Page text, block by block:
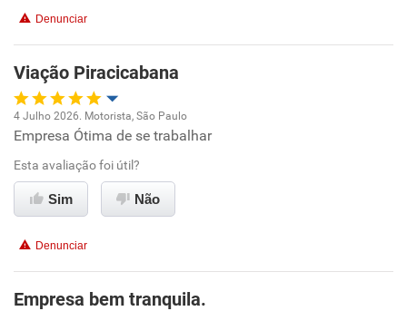
Recomenda a diretoria
Benefícios
Recomenda esta empresa
Recomenda a diretoria
Denunciar
Viação Piracicabana
Oportunidade de promoção
Ambiente de trabalho
Benefícios
4 Julho 2026. Motorista, São Paulo
Empresa Ótima de se trabalhar
Esta avaliação foi útil?
Sim Não
Denunciar
Empresa bem tranquila.